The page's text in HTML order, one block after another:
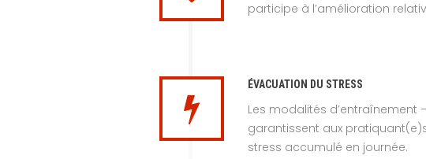
participe à l’amélioration
ÉVACUATION DU STRESS
Les modalités d’entraînement
garantissent aux
stress accumulé en journée.